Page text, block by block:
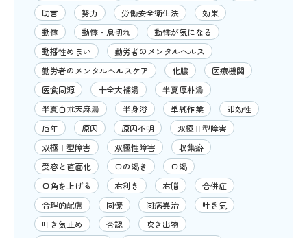
助言
努力 労働安全衛生法
効果
動悸
動悸・息切れ
動悸が気になる
動揺性めまい
勤労者のメンタルヘルス
勤労者のメンタルヘルスケア
化膿
医療機関
医食同源
十全大補湯
半夏厚朴湯
半夏白朮天麻湯
半身浴 単純作業
即効性
厄年
原因 原因不明
双極Ⅱ型障害
双極Ⅰ型障害
双極性障害
収集癖
受容と直面化
口の渇き
口渇
口角を上げる
右利き 右脳
合併症
合理的配慮
同僚 同病異治
吐き気
吐き気止め
否認
吹き出物